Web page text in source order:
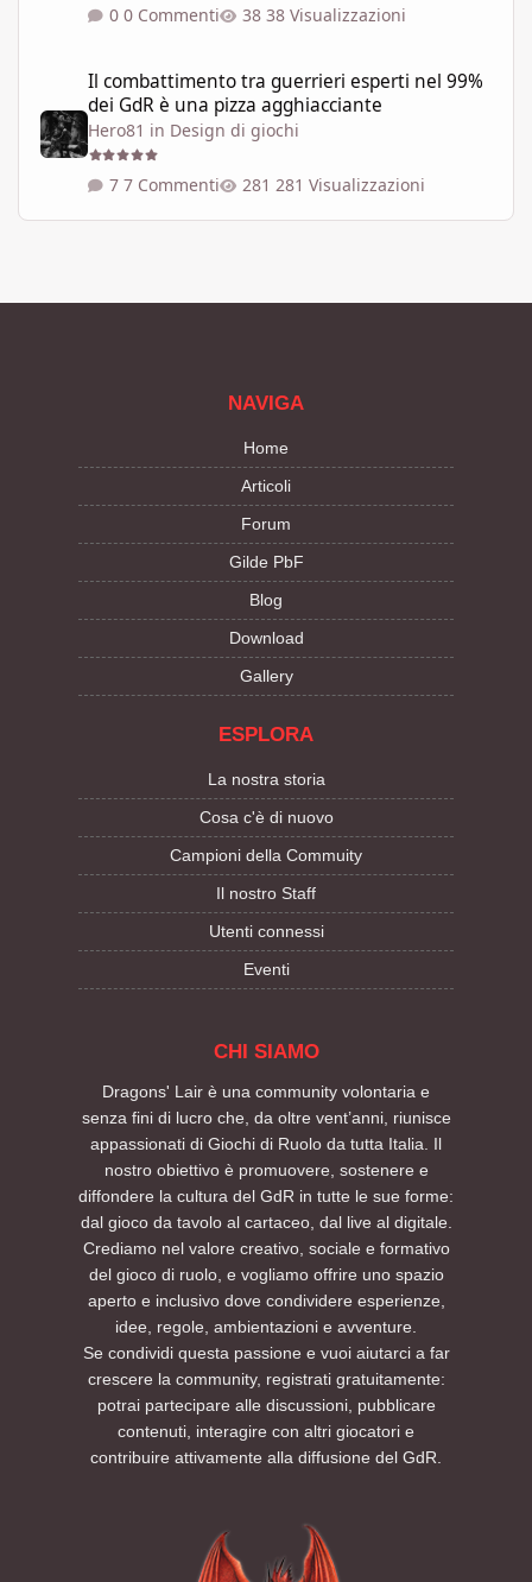
0 Commenti 38 Visualizzazioni
Il combattimento tra guerrieri esperti nel 99%
dei GdR è una pizza agghiacciante
Hero81 in Design di giochi
7 Commenti 281 Visualizzazioni
NAVIGA
Home
Articoli
Forum
Gilde PbF
Blog
Download
Gallery
ESPLORA
La nostra storia
Cosa c'è di nuovo
Campioni della Commuity
Il nostro Staff
Utenti connessi
Eventi
CHI SIAMO
Dragons' Lair è una community volontaria e
senza fini di lucro che, da oltre vent’anni, riunisce
appassionati di Giochi di Ruolo da tutta Italia. Il
nostro obiettivo è promuovere, sostenere e
diffondere la cultura del GdR in tutte le sue forme:
dal gioco da tavolo al cartaceo, dal live al digitale.
Crediamo nel valore creativo, sociale e formativo
del gioco di ruolo, e vogliamo offrire uno spazio
aperto e inclusivo dove condividere esperienze,
idee, regole, ambientazioni e avventure.
Se condividi questa passione e vuoi aiutarci a far
crescere la community, registrati gratuitamente:
potrai partecipare alle discussioni, pubblicare
contenuti, interagire con altri giocatori e
contribuire attivamente alla diffusione del GdR.